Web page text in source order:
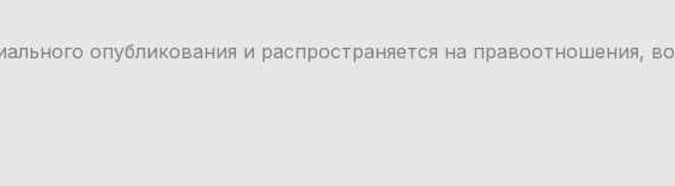
опубликования и распространяется на правоотношения,